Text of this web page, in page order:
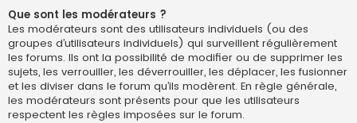
Que sont les modérateurs ?
Les modérateurs sont des utilisateurs individuels (ou des
groupes d’utilisateurs individuels) qui surveillent régulièrement
les forums. Ils ont la possibilité de modifier ou de supprimer les
sujets, les verrouiller, les déverrouiller, les déplacer, les fusionner
et les diviser dans le forum qu’ils modèrent. En règle générale,
les modérateurs sont présents pour que les utilisateurs
respectent les règles imposées sur le forum.